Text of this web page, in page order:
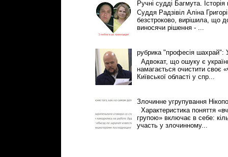
Ручні судді Багмута.
Суддя Радзівіл Аліна
безстроково, вирішила, що
виносячи рішення - ...
рубрика "професія шахрай":
Адвокат, що ошуку є
намагається очистити своє
Київської області у спр...
Злочинне угрупування
Характеристика поняття
групою» включає в себе:
участь у злочинному...